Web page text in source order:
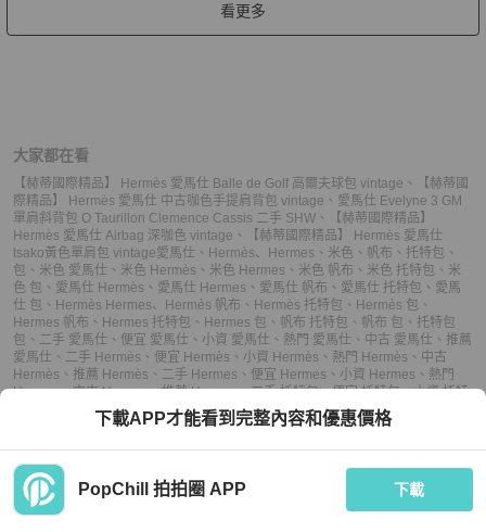
看更多
大家都在看
【赫蒂國際精品】 Hermès 愛馬仕 Balle de Golf 高爾夫球包 vintage 、
【赫蒂國
際精品】 Hermès 愛馬仕 中古咖色手提肩背包 vintage 、 愛馬仕 Evelyne 3 GM
單肩斜背包 O Taurillon Clemence Cassis 二手 SHW 、
【赫蒂國際精品】
Hermès 愛馬仕 Airbag 深咖色 vintage 、
【赫蒂國際精品】 Hermès 愛馬仕
tsako黃色單肩包 vintage愛馬仕 、 Hermès、 Hermes 、 米色 、 帆布 、 托特包 、
包 、 米色 愛馬仕 、 米色 Hermès 、 米色 Hermes 、 米色 帆布 、 米色 托特包 、 米
色 包 、 愛馬仕 Hermès 、 愛馬仕 Hermes 、 愛馬仕 帆布 、 愛馬仕 托特包 、 愛馬
仕 包 、 Hermès Hermes、 Hermès 帆布 、 Hermès 托特包 、 Hermès 包 、
Hermes 帆布 、 Hermes 托特包 、 Hermes 包 、 帆布 托特包 、 帆布 包 、 托特包
包 、 二手 愛馬仕 、 便宜 愛馬仕 、 小資 愛馬仕 、 熱門 愛馬仕 、 中古 愛馬仕 、 推薦
愛馬仕 、 二手 Hermès 、 便宜 Hermès 、 小資 Hermès 、 熱門 Hermès 、 中古
Hermès 、 推薦 Hermès 、 二手 Hermes 、 便宜 Hermes 、 小資 Hermes 、 熱門
Hermes、中古 Hermes、推薦 Hermes、二手 托特包、便宜 托特包、小資 托特
熱門 托特包、中古 托特包、推薦 托特包 、 二手 包、便宜 包、
、 推薦 包
下載APP才能看到完整內容和優惠價格
PopChill 拍拍圈 APP 下載